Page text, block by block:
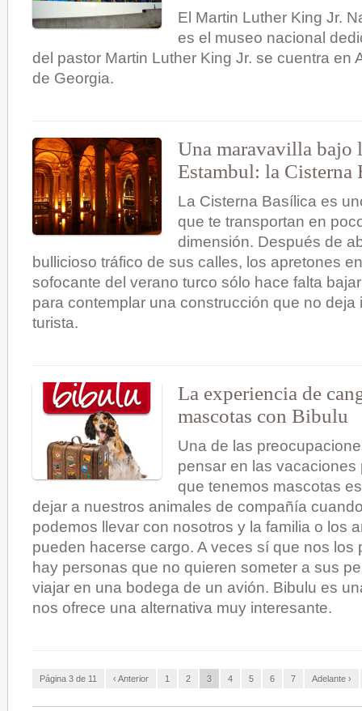
El Martin Luther King Jr.
es el museo nacional
del pastor Martin Luther King Jr. se cuentra en
de Georgia.
Una maravavilla bajo
Estambul: la Cisterna
La Cisterna Basílica es
que te transportan en
dimensión. Después de
bullicioso tráfico de sus calles, los apretones
sofocante del verano turco sólo hace falta
para contemplar una construcción que no deja
turista.
La experiencia de
mascotas con Bibulu
Una de las
pensar en las vacaciones
que tenemos mascotas
dejar a nuestros animales de compañía
podemos llevar con nosotros y la familia o los
pueden hacerse cargo. A veces sí que nos los
hay personas que no quieren someter a sus
viajar en una bodega de un avión. Bibulu es
nos ofrece una alternativa muy interesante.
Página 3 de 11 ‹ Anterior 1 2 3 4 5 6 7 Adelante ›